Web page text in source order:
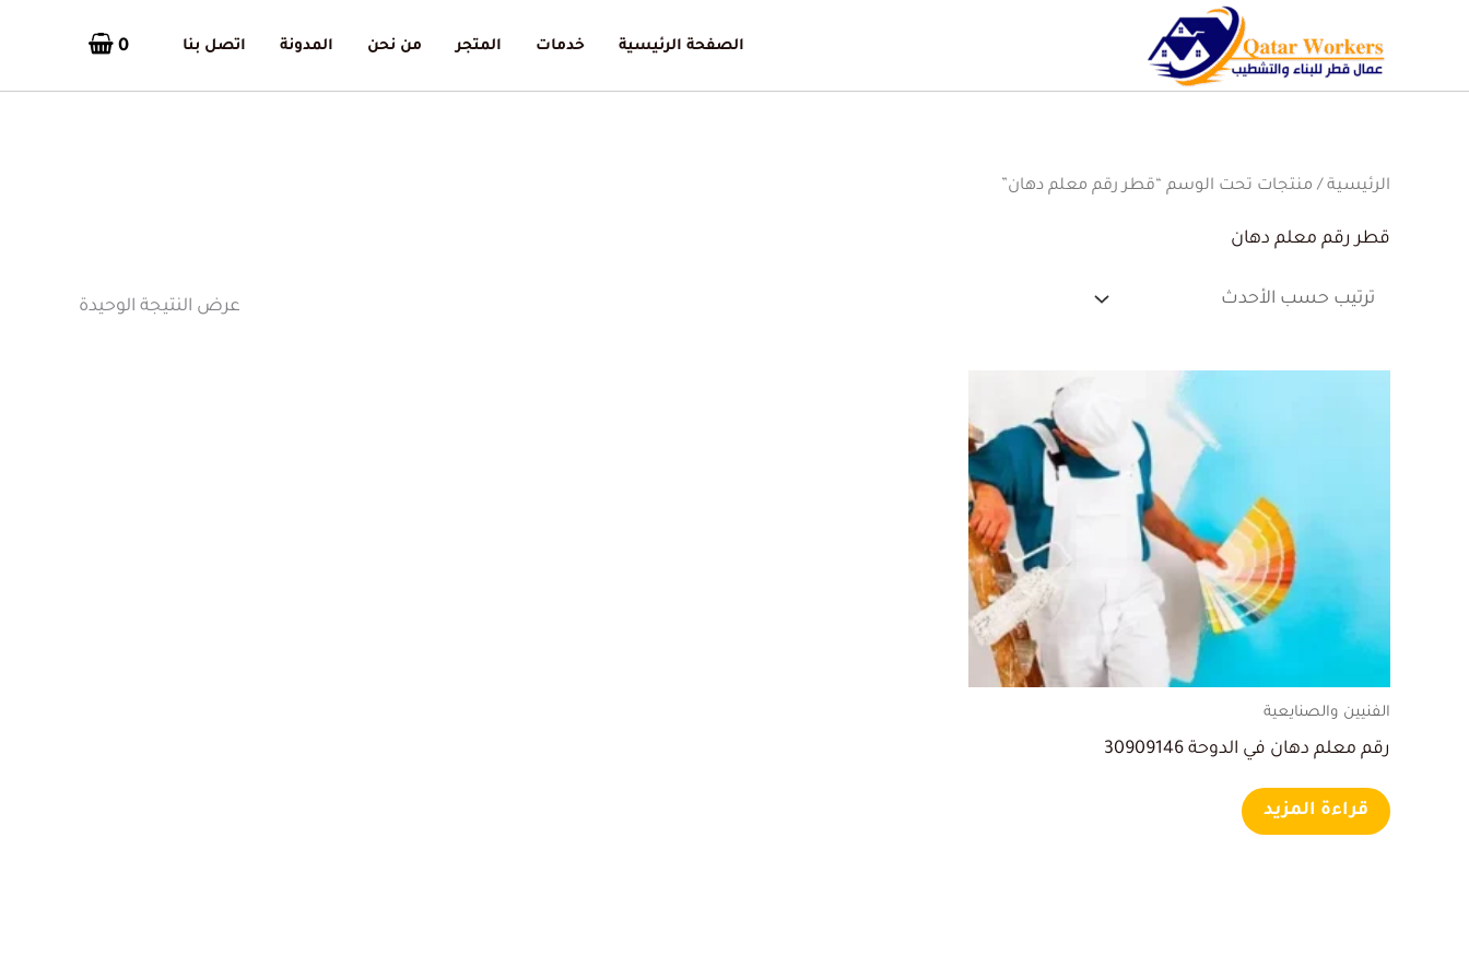
الصفحة الرئيسية خدمات المتجر من نحن المدونة اتصل بنا 0
الرئيسية / منتجات تحت الوسم “قطر رقم معلم دهان”
قطر رقم معلم دهان
عرض النتيجة الوحيدة
الفنيين والصنايعية
رقم معلم دهان في الدوحة 30909146
قراءة المزيد